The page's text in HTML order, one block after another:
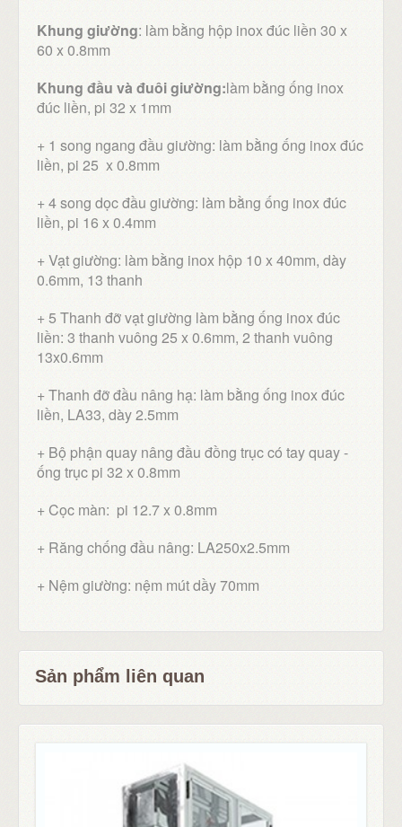
Khung giường: làm bằng hộp inox đúc liền 30 x
60 x 0.8mm
Khung đầu và đuôi giường:làm bằng ống inox
đúc liền, pi 32 x 1mm
+ 1 song ngang đầu giường: làm bằng ống inox đúc
liền, pi 25 x 0.8mm
+ 4 song dọc đầu giường: làm bằng ống inox đúc
liền, pi 16 x 0.4mm
+ Vạt giường: làm bằng inox hộp 10 x 40mm, dày
0.6mm, 13 thanh
+ 5 Thanh đỡ vạt giường làm bằng ống inox đúc
liền: 3 thanh vuông 25 x 0.6mm, 2 thanh vuông
13x0.6mm
+ Thanh đỡ đầu nâng hạ: làm bằng ống inox đúc
liền, LA33, dày 2.5mm
+ Bộ phận quay nâng đầu đồng trục có tay quay -
ống trục pi 32 x 0.8mm
+ Cọc màn: pi 12.7 x 0.8mm
+ Răng chống đầu nâng: LA250x2.5mm
+ Nệm giường: nệm mút dầy 70mm
Sản phẩm liên quan